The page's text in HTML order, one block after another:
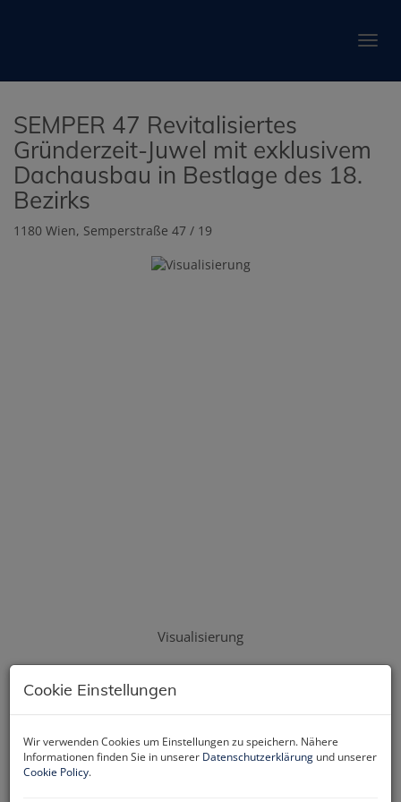
SEMPER 47 Revitalisiertes
Gründerzeit-Juwel mit exklusivem
Dachausbau in Bestlage des 18.
Bezirks
1180 Wien, Semperstraße 47 / 19
Visualisierung
Beschreibung
Cookie Einstellungen
Wir verwenden Cookies um Einstellungen zu speichern. Nähere
Informationen finden Sie in unserer Datenschutzerklärung und unserer
Cookie Policy.